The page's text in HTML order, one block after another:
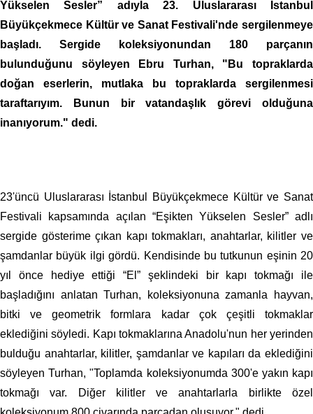
Yükselen Sesler” adıyla 23. Uluslararası İstanbul
Büyükçekmece Kültür ve Sanat Festivali'nde sergilenmeye
başladı. Sergide koleksiyonundan 180 parçanın
bulunduğunu söyleyen Ebru Turhan, "Bu topraklarda
doğan eserlerin, mutlaka bu topraklarda sergilenmesi
taraftarıyım. Bunun bir vatandaşlık görevi olduğuna
inanıyorum." dedi.
23'üncü Uluslararası İstanbul Büyükçekmece Kültür ve Sanat
Festivali kapsamında açılan “Eşikten Yükselen Sesler” adlı
sergide gösterime çıkan kapı tokmakları, anahtarlar, kilitler ve
şamdanlar büyük ilgi gördü. Kendisinde bu tutkunun eşinin 20
yıl önce hediye ettiği “El” şeklindeki bir kapı tokmağı ile
başladığını anlatan Turhan, koleksiyonuna zamanla hayvan,
bitki ve geometrik formlara kadar çok çeşitli tokmaklar
eklediğini söyledi. Kapı tokmaklarına Anadolu'nun her yerinden
bulduğu anahtarlar, kilitler, şamdanlar ve kapıları da eklediğini
söyleyen Turhan, "Toplamda koleksiyonumda 300'e yakın kapı
tokmağı var. Diğer kilitler ve anahtarlarla birlikte özel